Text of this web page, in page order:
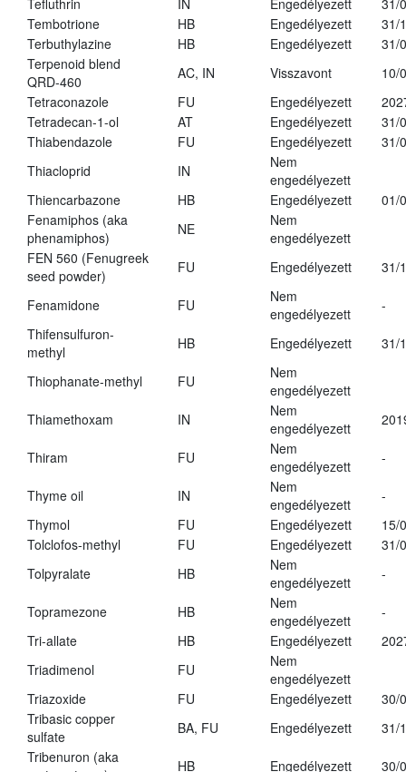
Tefluthrin
IN Engedélyezett
31/
Tembotrione
HB Engedélyezett
31/
Terbuthylazine
HB Engedélyezett
31/
Terpenoid blend
QRD-460
AC, IN Visszavont
10/
Tetraconazole
FU Engedélyezett
Tetradecan-1-ol
AT Engedélyezett
31/
Thiabendazole
FU Engedélyezett
31/
Thiacloprid
IN
Nem
engedélyezett
Thiencarbazone
HB Engedélyezett
01/
Fenamiphos (aka
phenamiphos)
NE
Nem
engedélyezett
FEN 560 (Fenugreek
seed powder)
FU Engedélyezett 31/
Fenamidone FU
Nem
engedélyezett
-
Thifensulfuron-
methyl
HB Engedélyezett 31/
Thiophanate-methyl FU
Nem
engedélyezett
Thiamethoxam
IN
Nem
engedélyezett
Thiram FU
Nem
engedélyezett
-
Thyme oil IN
Nem
engedélyezett
-
Thymol
FU Engedélyezett
15/
Tolclofos-methyl
FU Engedélyezett
31/
Tolpyralate
HB
Nem
engedélyezett
-
Topramezone HB
Nem
engedélyezett
-
Tri-allate
HB Engedélyezett
Triadimenol
FU
Nem
engedélyezett
Triazoxide
FU Engedélyezett
30/
Tribasic copper
sulfate
BA, FU Engedélyezett
31/
Tribenuron (aka
HB Engedélyezett
30/